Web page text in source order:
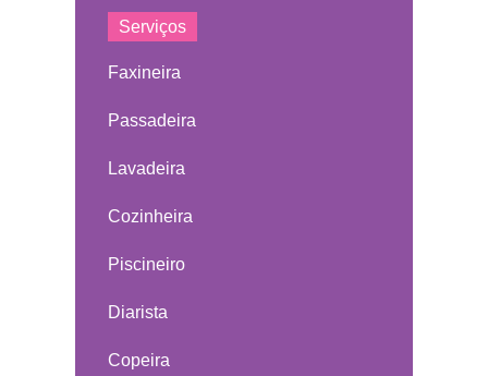
Serviços
Faxineira
Passadeira
Lavadeira
Cozinheira
Piscineiro
Diarista
Copeira